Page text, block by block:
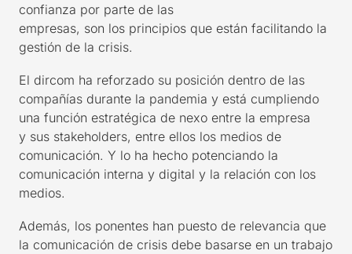
confianza por parte de las
empresas, son los principios que están facilitando la
gestión de la crisis.
El dircom ha reforzado su posición dentro de las
compañías durante la pandemia y está cumpliendo
una función estratégica de nexo entre la empresa
y sus stakeholders, entre ellos los medios de
comunicación. Y lo ha hecho potenciando la
comunicación interna y digital y la relación con los
medios.
Además, los ponentes han puesto de relevancia que
la comunicación de crisis debe basarse en un trabajo